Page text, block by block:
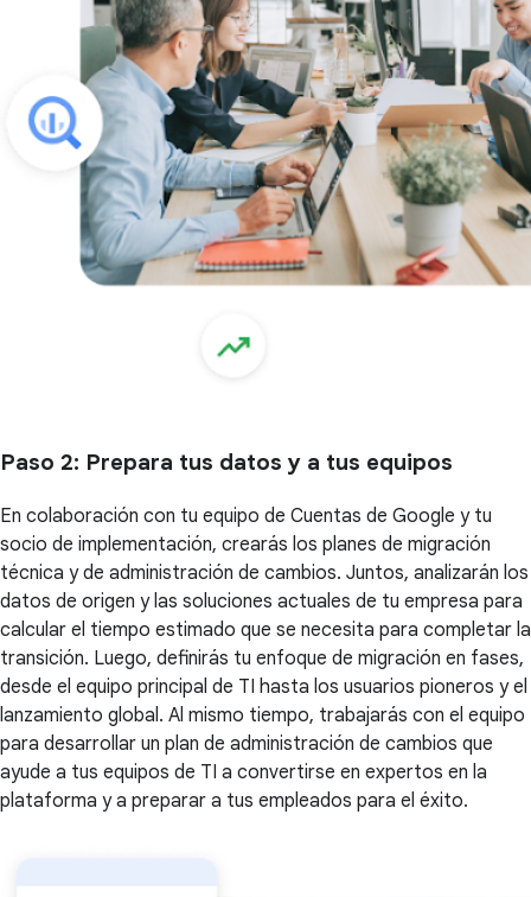
Paso 2: Prepara tus datos y a tus equipos
En colaboración con tu equipo de Cuentas de Google y tu
socio de implementación, crearás los planes de migración
técnica y de administración de cambios. Juntos, analizarán los
datos de origen y las soluciones actuales de tu empresa para
calcular el tiempo estimado que se necesita para completar la
transición. Luego, definirás tu enfoque de migración en fases,
desde el equipo principal de TI hasta los usuarios pioneros y el
lanzamiento global. Al mismo tiempo, trabajarás con el equipo
para desarrollar un plan de administración de cambios que
ayude a tus equipos de TI a convertirse en expertos en la
plataforma y a preparar a tus empleados para el éxito.